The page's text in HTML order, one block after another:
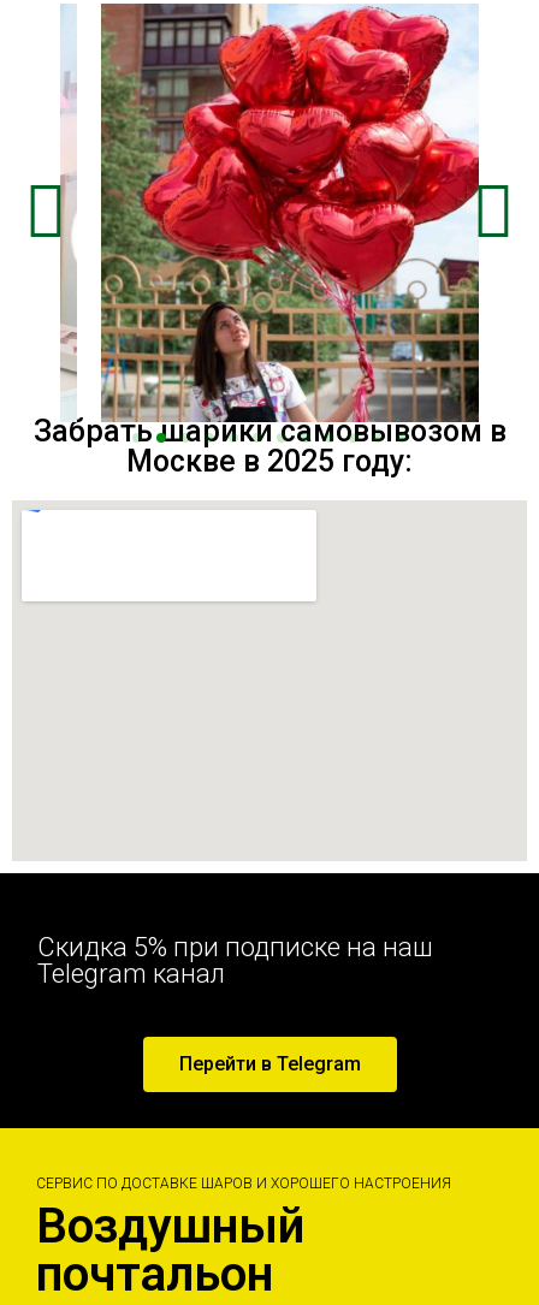
Забрать шарики самовывозом в
Москве в 2025 году:
Скидка 5% при подписке на наш
Telegram канал
Перейти в Telegram
СЕРВИС ПО ДОСТАВКЕ ШАРОВ И ХОРОШЕГО НАСТРОЕНИЯ
Воздушный
почтальон